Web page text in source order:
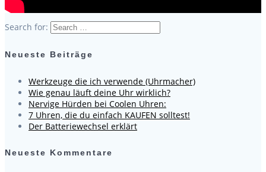
Search for:
Neueste Beiträge
Werkzeuge die ich verwende (Uhrmacher)
Wie genau läuft deine Uhr wirklich?
Nervige Hürden bei Coolen Uhren:
7 Uhren, die du einfach KAUFEN solltest!
Der Batteriewechsel erklärt
Neueste Kommentare